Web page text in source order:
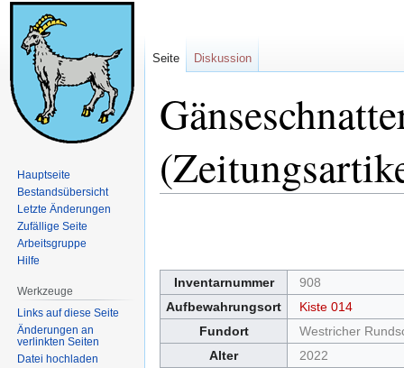
Inventarnummer
908
Aufbewahrungsort
Kiste 014
Fundort
Westricher
Alter
2022
Seite Diskussion
Hauptseite
Bestandsübersicht
Letzte Änderungen
Zufällige Seite
Arbeitsgruppe
Hilfe
Werkzeuge
Links auf diese Seite
Änderungen an
verlinkten Seiten
Datei hochladen